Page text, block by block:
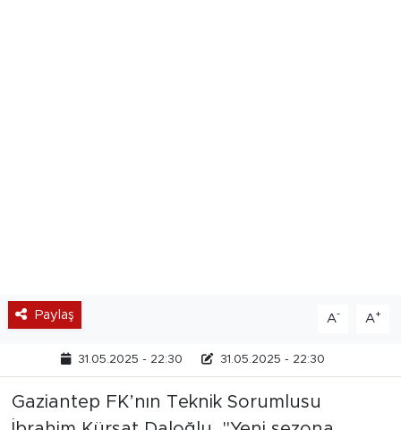
Paylaş A- A+
31.05.2025 - 22:30 31.05.2025 - 22:30
Gaziantep FK’nın Teknik Sorumlusu